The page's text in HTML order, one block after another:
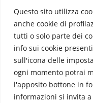
Questo sito utilizza
anche cookie di
tutti o solo parte dei
info sui cookie
sull'icona delle
ogni momento potrai
l'apposito bottone in
informazioni si invita
Medical Instruments Spa -